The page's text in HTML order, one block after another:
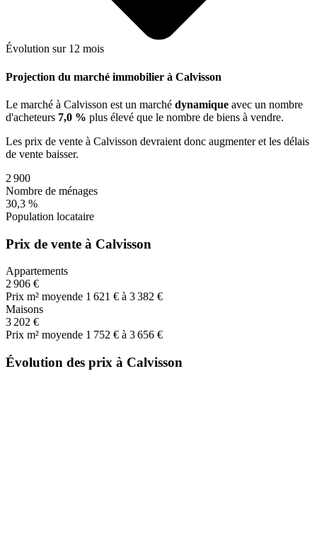
Évolution sur 12 mois
Projection du marché immobilier à Calvisson
Le marché à Calvisson est un marché dynamique avec un nombre
d'acheteurs 7,0 % plus élevé que le nombre de biens à vendre.
Les prix de vente à Calvisson devraient donc augmenteret les délais
de vente baisser.
2 900
Nombre de ménages
30,3 %
Population locataire
Prix de vente à Calvisson
Appartements
2 906 €
Prix m² moyende 1 621 € à 3 382 €
Maisons
3 202 €
Prix m² moyende 1 752 € à 3 656 €
Évolution des prix à Calvisson